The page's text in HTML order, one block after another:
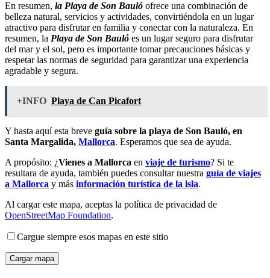
En resumen, la Playa de Son Bauló ofrece una combinación de
belleza natural, servicios y actividades, convirtiéndola en un lugar
atractivo para disfrutar en familia y conectar con la naturaleza. En
resumen, la Playa de Son Bauló es un lugar seguro para disfrutar
del mar y el sol, pero es importante tomar precauciones básicas y
respetar las normas de seguridad para garantizar una experiencia
agradable y segura.
+INFO Playa de Can Picafort
Y hasta aquí esta breve guía sobre la playa de Son Bauló, en
Santa Margalida, Mallorca. Esperamos que sea de ayuda.
A propósito: ¿Vienes a Mallorca en viaje de turismo? Si te
resultara de ayuda, también puedes consultar nuestra guía de viajes
a Mallorca y más información turística de la isla.
Al cargar este mapa, aceptas la política de privacidad de
OpenStreetMap Foundation.
Cargue siempre esos mapas en este sitio
Cargar mapa